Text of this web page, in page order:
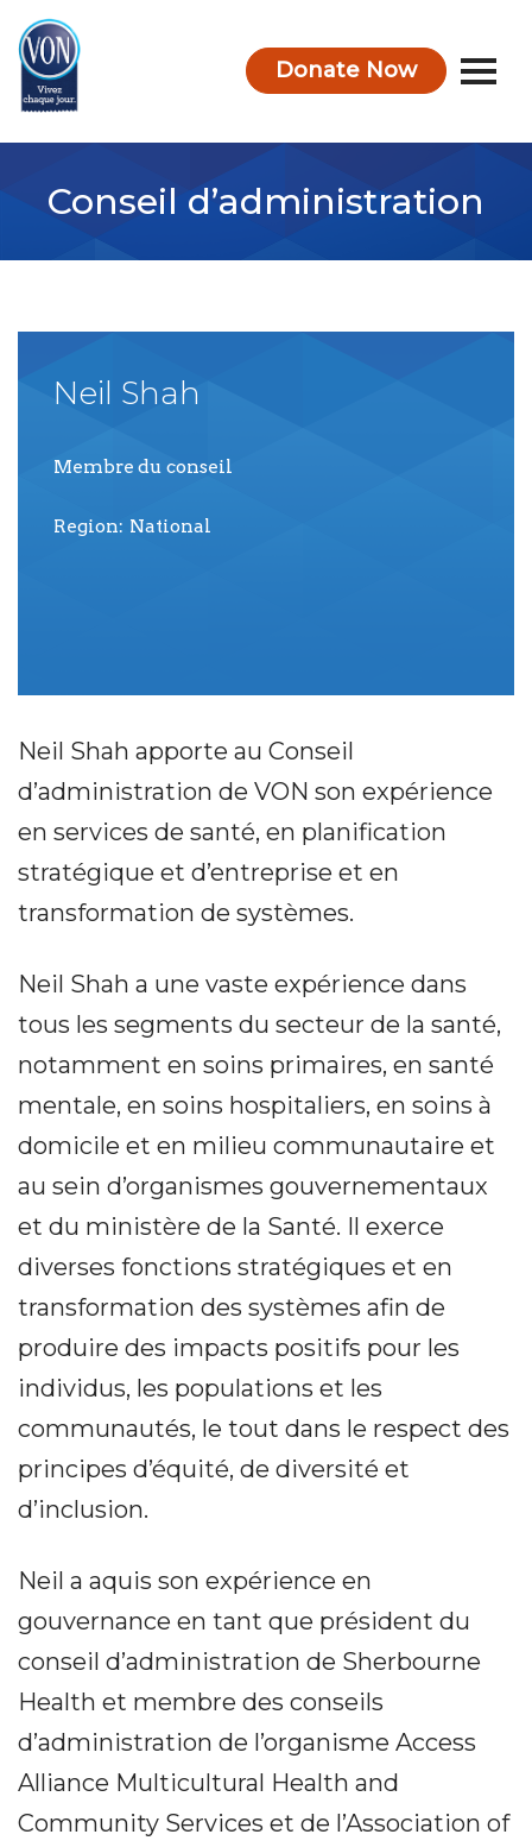
Donate Now
Conseil d’administration
Neil Shah
Membre du conseil
Region National
Neil Shah apporte au Conseil
d’administration de VON son expérience
en services de santé, en planification
stratégique et d’entreprise et en
transformation de systèmes.
Neil Shah a une vaste expérience dans
tous les segments du secteur de la santé,
notamment en soins primaires, en santé
mentale, en soins hospitaliers, en soins à
domicile et en milieu communautaire et
au sein d’organismes gouvernementaux
et du ministère de la Santé. Il exerce
diverses fonctions stratégiques et en
transformation des systèmes afin de
produire des impacts positifs pour les
individus, les populations et les
communautés, le tout dans le respect des
principes d’équité, de diversité et
d’inclusion.
Neil a aquis son expérience en
gouvernance en tant que président du
conseil d’administration de Sherbourne
Health et membre des conseils
d’administration de l’organisme Access
Alliance Multicultural Health and
Community Services et de l’Association of